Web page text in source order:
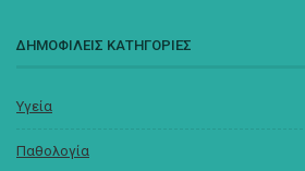
ΔΗΜΟΦΙΛΕΙΣ ΚΑΤΗΓΟΡΙΕΣ
Υγεία
Παθολογία